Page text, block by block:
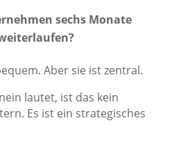
sechs Monate
Aber sie ist zentral.
lautet, ist das kein
Es ist ein strategisches